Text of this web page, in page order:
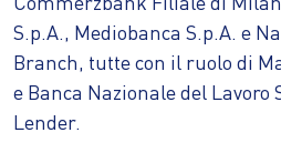
S.p.A., Mediobanca S.p.A. e
Branch, tutte con il ruolo di
e Banca Nazionale del Lavoro
Lender.